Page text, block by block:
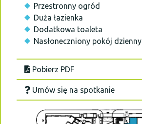
Przestronny ogród
Duża łazienka
Dodatkowa toaleta
Nasłoneczniony pokój dzienny
Pobierz PDF
Umów się na spotkanie